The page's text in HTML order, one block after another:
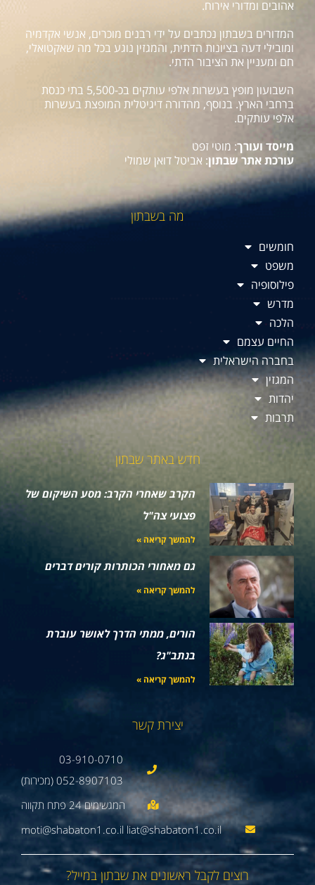
אהובים ומדורי אירוח.
המדורים בשבתון נכתבים על ידי רבנים מוכרים, אנשי אקדמיה
ומובילי דעה בציונות הדתית, והמגזין נוגע בכל מה שאקטואלי,
חם ומעניין את הציבור הדתי.
השבועון מופץ בעשרות אלפי עותקים בכ-5,500 בתי כנסת
ברחבי הארץ. בנוסף, מהדורה דיגיטלית המופצת בעשרות
אלפי עותקים.
מייסד ועורך: מוטי זפט
עורכת אתר שבתון: אביטל דואן שמולי
מה בשבתון
חומשים
משפט
פילוסופיה
מדרש
הלכה
החיים עצמם
בחברה הישראלית
המגזין
יהדות
תרבות
חדש באתר שבתון
הקרב שאחרי הקרב: מסע השיקום של
פצועי צה"ל
להמשך קריאה »
גם מאחורי הכותרות קורים דברים
להמשך קריאה »
הורים, ממתי הדרך לאושר עוברת
בנתב"ג?
להמשך קריאה »
יצירת קשר
03-910-0710
052-8907103 (מכירות)
moti@shabaton1.co.il liat@shabaton1.co.il
רוצים לקבל ראשונים את שבתון במייל?